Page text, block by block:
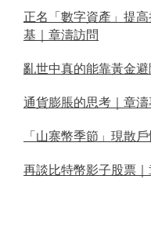
正名「數字資產」提
基｜章濤訪問
亂世中真的能靠黃金
通貨膨脹的思考｜章
「山寨幣季節」現散
再談比特幣影子股票